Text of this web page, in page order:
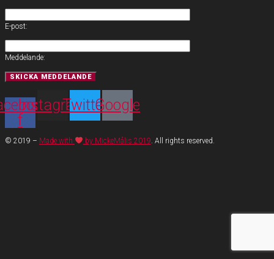
E-post:
Meddelande:
f
Instagram
TwitterGoogle
© 2019 – Made with by MickeMålis 2019. All rights reserved.